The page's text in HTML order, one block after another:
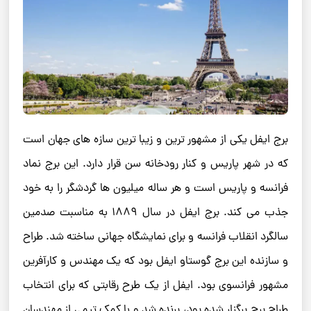
برج ایفل یکی از مشهور ترین و زیبا ترین سازه های جهان است
که در شهر پاریس و کنار رودخانه سن قرار دارد. این برج نماد
فرانسه و پاریس است و هر ساله میلیون ها گردشگر را به خود
جذب می کند. برج ایفل در سال ۱۸۸۹ به مناسبت صدمین
سالگرد انقلاب فرانسه و برای نمایشگاه جهانی ساخته شد. طراح
و سازنده این برج گوستاو ایفل بود که یک مهندس و کارآفرین
مشهور فرانسوی بود. ایفل از یک طرح رقابتی که برای انتخاب